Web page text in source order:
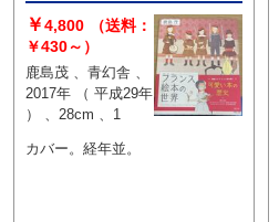
￥4,800
（送料：
￥430～）
鹿島茂 、青幻舎 、
2017年 （ 平成29年
） 、28cm 、1
カバー。経年並。